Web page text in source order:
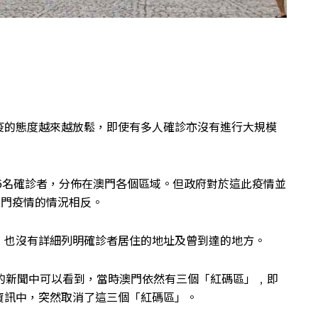
態度越來越放鬆，即使有多人確診亦沒有進行大規模
確診者，分佈在澳門各個區域。但政府對於這此疫情並
疫情的情況相反。
沒有詳細列明確診者居住的地址及曾到達的地方。
聞中可以看到，當時澳門依然有三個「紅碼區」﹐即
中，突然取消了這三個「紅碼區」。